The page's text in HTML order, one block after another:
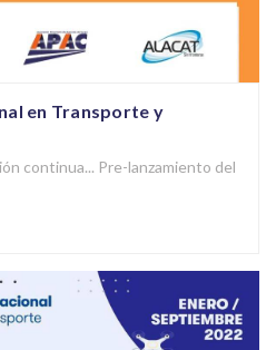
en Transporte y
continua... Pre-lanzamiento del